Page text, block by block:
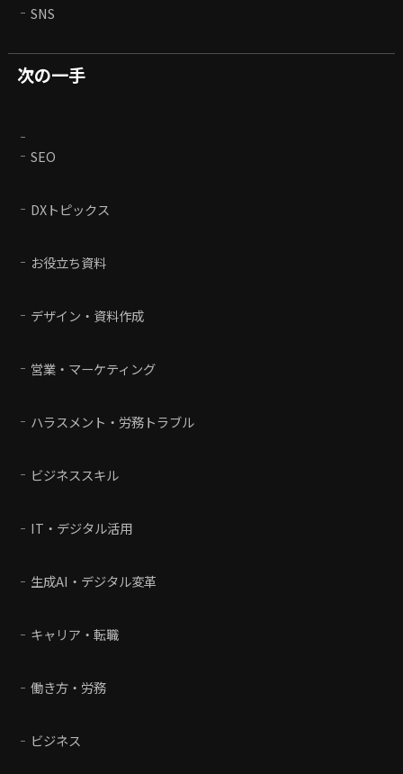
SNS
次の一手
SEO
DXトピックス
お役立ち資料
デザイン・資料作成
営業・マーケティング
ハラスメント・労務トラブル
ビジネススキル
IT・デジタル活用
生成AI・デジタル変革
キャリア・転職
働き方・労務
ビジネス